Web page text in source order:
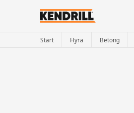
Start Hyra Betong